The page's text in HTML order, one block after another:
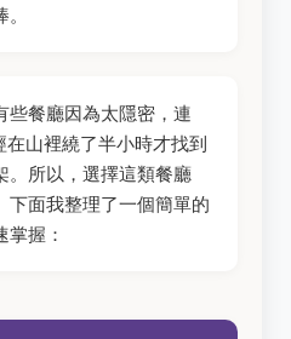
些餐廳因為太隱密，連
在山裡繞了半小時才找到
。所以，選擇這類餐廳
下面我整理了一個簡單的
握：